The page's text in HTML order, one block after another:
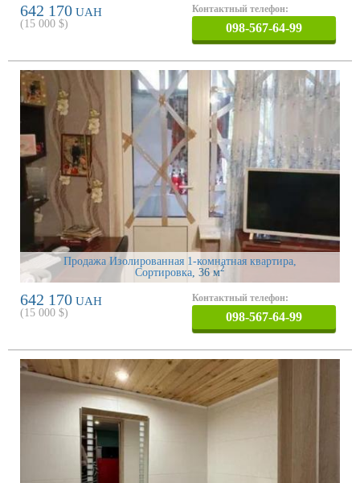
642 170 UAH
(15 000 $)
Контактный телефон:
098-567-64-99
Продажа Изолированная 1-комнатная квартира,
Сортировка , 36 м2
642 170 UAH
(15 000 $)
Контактный телефон:
098-567-64-99